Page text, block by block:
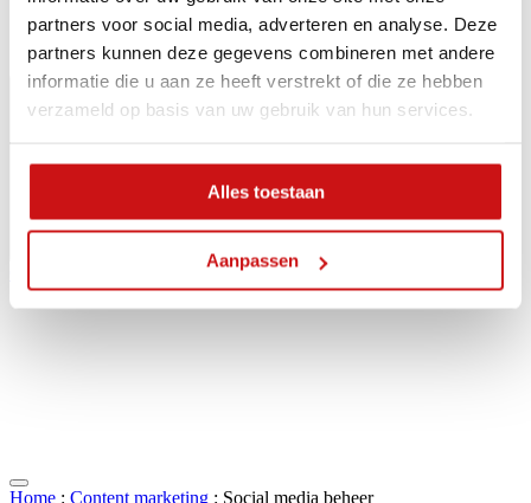
partners voor social media, adverteren en analyse. Deze
partners kunnen deze gegevens combineren met andere
informatie die u aan ze heeft verstrekt of die ze hebben
verzameld op basis van uw gebruik van hun services.
Alles toestaan
Aanpassen
Home : Content marketing : Social media beheer